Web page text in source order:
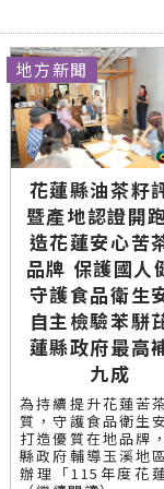
花蓮縣油茶籽
暨產地認證開
造花蓮安心苦
品牌 保護國人
守護食品衛生
自主檢驗苯駢
蓮縣政府最高
九成
為持續提升花蓮苦
質，守護食品衛生
打造優質在地品牌
縣政府輔導玉溪地
辦理「115年度花
地方新聞